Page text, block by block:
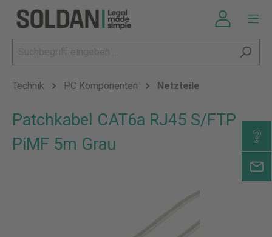
Technik PC Komponenten Netzteile
Patchkabel CAT6a RJ45 S/FTP
PiMF 5m Grau